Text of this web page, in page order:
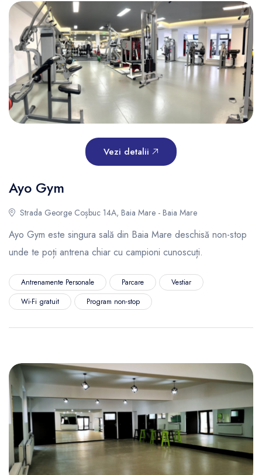
Vezi detalii
Ayo Gym
Strada George Coșbuc 14A, Baia Mare - Baia Mare
Ayo Gym este singura sală din Baia Mare deschisă non-stop
unde te poți antrena chiar cu campioni cunoscuți.
Antrenamente Personale Parcare
Vestiar
Wi-Fi gratuit
Program non-stop